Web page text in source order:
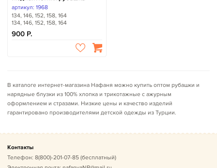
артикул: 1968
134, 146, 152, 158, 164
134, 146, 152, 158, 164
900
В каталоге интернет-магазина Нафаня можно купить оптом рубашки и
нарядные блузки из 100% хлопка и трикотажные с ажурным
оформлением и стразами. Низкие цены и качество изделий
гарантировано производителями детской одежды из Турции.
Контакты
Телефон: 8(800)-201-07-85 (бесплатный)